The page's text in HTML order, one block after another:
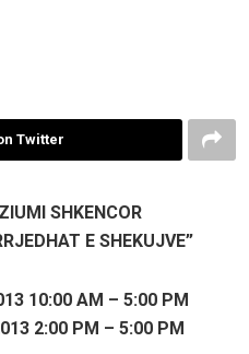
Twitter
SHKENCOR
E SHEKUJVE”
10:00 AM – 5:00 PM
2:00 PM – 5:00 PM